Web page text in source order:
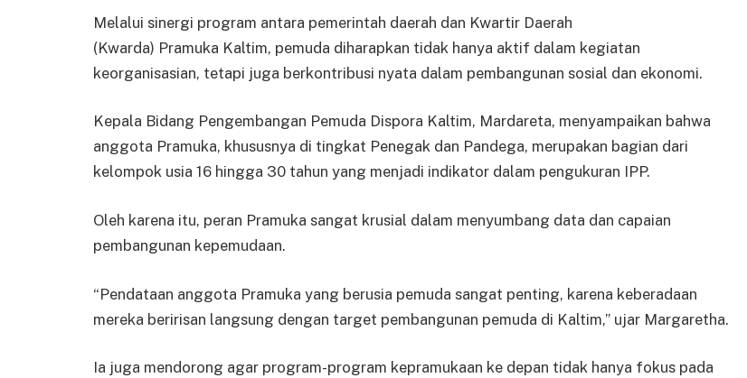
Melalui sinergi program antara pemerintah daerah dan Kwartir Daerah
(Kwarda) Pramuka Kaltim, pemuda diharapkan tidak hanya aktif dalam kegiatan
keorganisasian, tetapi juga berkontribusi nyata dalam pembangunan sosial dan ekonomi.
Kepala Bidang Pengembangan Pemuda Dispora Kaltim, Mardareta, menyampaikan bahwa
anggota Pramuka, khususnya di tingkat Penegak dan Pandega, merupakan bagian dari
kelompok usia 16 hingga 30 tahun yang menjadi indikator dalam pengukuran IPP.
Oleh karena itu, peran Pramuka sangat krusial dalam menyumbang data dan capaian
pembangunan kepemudaan.
“Pendataan anggota Pramuka yang berusia pemuda sangat penting, karena keberadaan
mereka beririsan langsung dengan target pembangunan pemuda di Kaltim,” ujar Margaretha.
Ia juga mendorong agar program-program kepramukaan ke depan tidak hanya fokus pada